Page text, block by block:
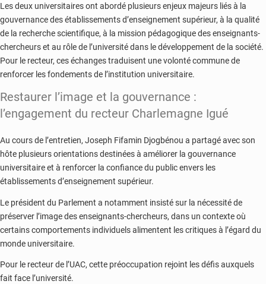
Les deux universitaires ont abordé plusieurs enjeux majeurs liés à la
gouvernance des établissements d’enseignement supérieur, à la qualité
de la recherche scientifique, à la mission pédagogique des enseignants-
chercheurs et au rôle de l’université dans le développement de la société.
Pour le recteur, ces échanges traduisent une volonté commune de
renforcer les fondements de l’institution universitaire.
Restaurer l’image et la gouvernance :
l’engagement du recteur Charlemagne Igué
Au cours de l’entretien, Joseph Fifamin Djogbénou a partagé avec son
hôte plusieurs orientations destinées à améliorer la gouvernance
universitaire et à renforcer la confiance du public envers les
établissements d’enseignement supérieur.
Le président du Parlement a notamment insisté sur la nécessité de
préserver l’image des enseignants-chercheurs, dans un contexte où
certains comportements individuels alimentent les critiques à l’égard du
monde universitaire.
Pour le recteur de l’UAC, cette préoccupation rejoint les défis auxquels
fait face l’université.